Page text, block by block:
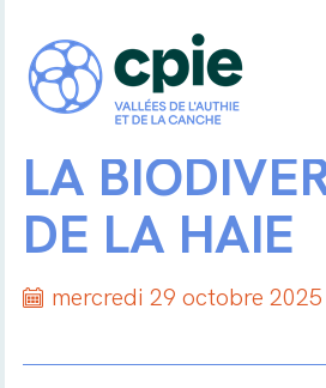
LA
DE LA HAIE
mercredi 29 octobre